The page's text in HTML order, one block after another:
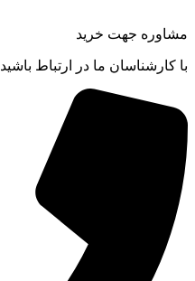
مشاوره جهت خرید
با کارشناسان ما در ارتباط باشید